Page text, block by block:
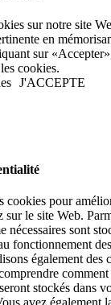
sur notre site
en
sur
cookies.
J'ACCEPTE
cookies pour
sur le site Web.
nécessaires sont
fonctionnement
également des
stockés dans